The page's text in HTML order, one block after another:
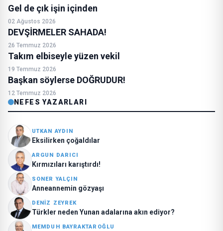
Gel de çık işin içinden
02 Ağustos 2026
DEVŞİRMELER SAHADA!
26 Temmuz 2026
Takım elbiseyle yüzen vekil
19 Temmuz 2026
Başkan söylerse DOĞRUDUR!
12 Temmuz 2026
NEFES YAZARLARI
UTKAN AYDIN
Eksilirken çoğaldılar
ARGUN DARICI
Kırmızıları karıştırdı!
SONER YALÇIN
Anneannemin gözyaşı
DENIZ ZEYREK
Türkler neden Yunan adalarına akın ediyor?
MEMDUH BAYRAKTAROĞLU